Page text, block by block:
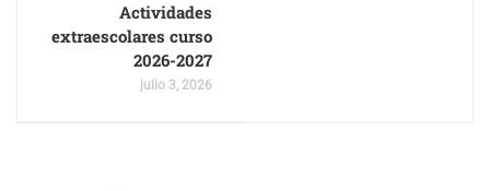
Actividades
extraescolares curso
2026-2027
julio 3, 2026